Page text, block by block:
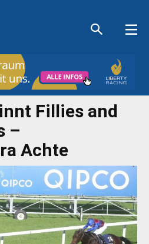
Fillies and
–
Achte